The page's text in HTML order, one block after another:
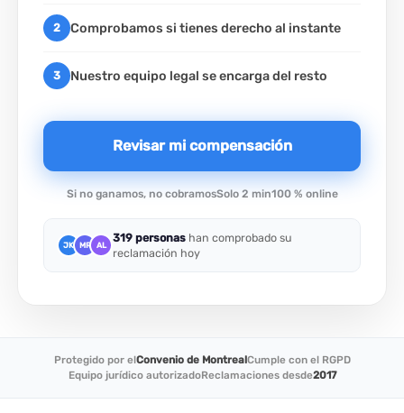
2 Comprobamos si tienes derecho al instante
3 Nuestro equipo legal se encarga del resto
Revisar mi compensación
Si no ganamos, no cobramosSolo 2 min100 % online
JK MR AL
319 personas han comprobado su
reclamación hoy
Protegido por elConvenio de MontrealCumple con el RGPD
Equipo jurídico autorizadoReclamaciones desde2017